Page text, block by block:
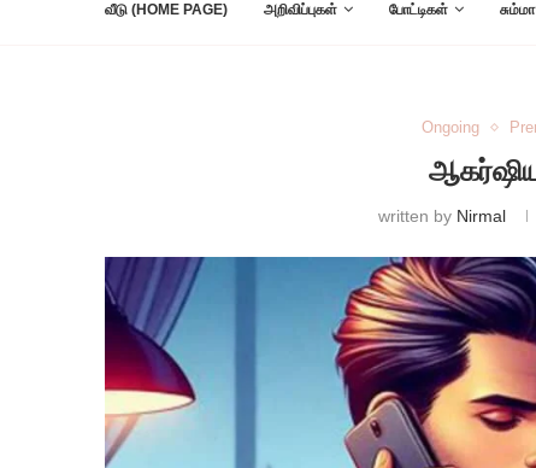
வீடு (HOME PAGE) அறிவிப்புகள் போட்டிகள்
Ongoing
written by Nirmal